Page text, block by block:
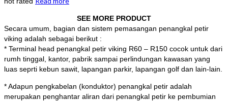
SEE MORE PRODUCT
Secara umum, bagian dan sistem pemasangan penangkal petir
viking adalah sebagai berikut :
* Terminal head penangkal petir viking R60 – R150 cocok untuk dari
rumh tinggal, kantor, pabrik sampai perlindungan kawasan yang
luas seprti kebun sawit, lapangan parkir, lapangan golf dan lain-lain.
* Adapun pengkabelan (konduktor) penangkal petir adalah
merupakan penghantar aliran dari penangkal petir ke pembumian